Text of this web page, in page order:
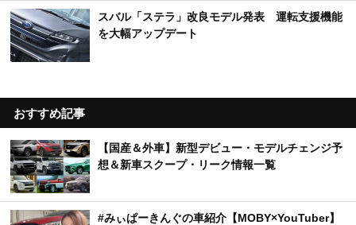
スバル「ステラ」改良モデル発表 運転支援機能
を大幅アップデート
おすすめ記事
【国産＆外車】新型デビュー・モデルチェンジ予
想＆新車スクープ・リーク情報一覧
#みぃぱーきんぐの車紹介【MOBY×YouTuber】